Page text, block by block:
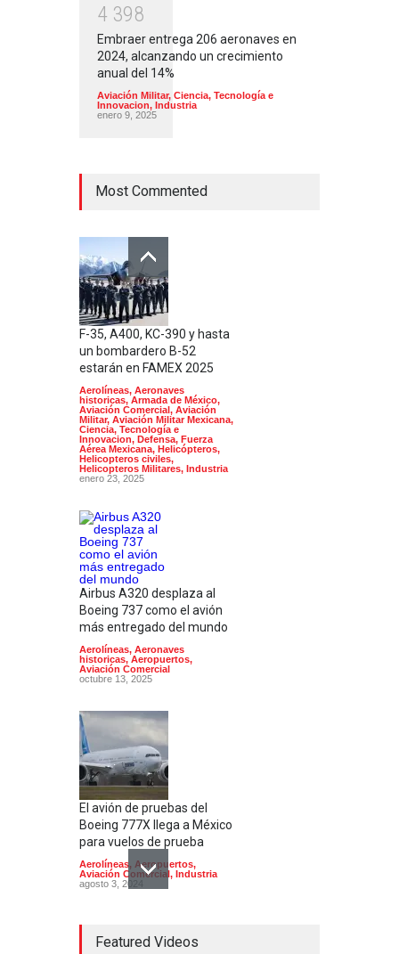
4 398
Embraer entrega 206 aeronaves en
2024, alcanzando un crecimiento
anual del 14%
Aviación Militar, Ciencia, Tecnología e
Innovacion, Industria
enero 9, 2025
Most Commented
F-35, A400, KC-390 y hasta
un bombardero B-52
estarán en FAMEX 2025
Aerolíneas, Aeronaves
historicas, Armada de México,
Aviación Comercial, Aviación
Militar, Aviación Militar Mexicana,
Ciencia, Tecnología e
Innovacion, Defensa, Fuerza
Aérea Mexicana, Helicópteros,
Helicopteros civiles,
Helicopteros Militares, Industria
enero 23, 2025
Airbus A320 desplaza al
Boeing 737 como el avión
más entregado del mundo
Aerolíneas, Aeronaves
historicas, Aeropuertos,
Aviación Comercial
octubre 13, 2025
El avión de pruebas del
Boeing 777X llega a México
para vuelos de prueba
Aerolíneas, Aeropuertos,
Aviación Comercial , Industria
agosto 3, 2024
Featured Videos